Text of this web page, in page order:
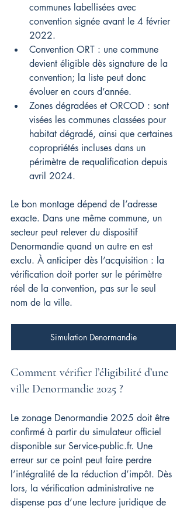
communes labellisées avec
convention signée avant le 4 février
2022.
Convention ORT : une commune
devient éligible dès signature de la
convention; la liste peut donc
évoluer en cours d’année.
Zones dégradées et ORCOD : sont
visées les communes classées pour
habitat dégradé, ainsi que certaines
copropriétés incluses dans un
périmètre de requalification depuis
avril 2024.
Le bon montage dépend de l’adresse
exacte. Dans une même commune, un
secteur peut relever du dispositif
Denormandie quand un autre en est
exclu. À anticiper dès l’acquisition : la
vérification doit porter sur le périmètre
réel de la convention, pas sur le seul
nom de la ville.
Simulation Denormandie
Comment vérifier l’éligibilité d’une
ville Denormandie 2025 ?
Le zonage Denormandie 2025 doit être
confirmé à partir du simulateur officiel
disponible sur Service-public.fr. Une
erreur sur ce point peut faire perdre
l’intégralité de la réduction d’impôt. Dès
lors, la vérification administrative ne
dispense pas d’une lecture juridique de